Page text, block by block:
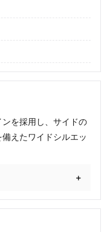
ンを採用し、サイドの
えたワイドシルエッ